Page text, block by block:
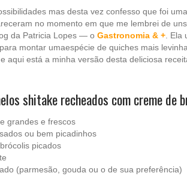
mas desta vez confesso que foi
no momento em que me lembrei de
da Patricia Lopes — o Gastronomia & + .
montar umaespécie de quiches mais
aqui está a minha versão desta deliciosa
shitake recheados com creme de
grandes e frescos
ou bem picadinhos
picados
(parmesão, gouda ou o de sua preferência)